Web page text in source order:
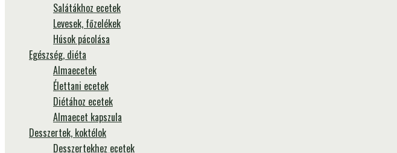
Salátákhoz ecetek
Levesek, főzelékek
Húsok pácolása
Egészség, diéta
Almaecetek
Élettani ecetek
Diétához ecetek
Almaecet kapszula
Desszertek, koktélok
Desszertekhez ecetek